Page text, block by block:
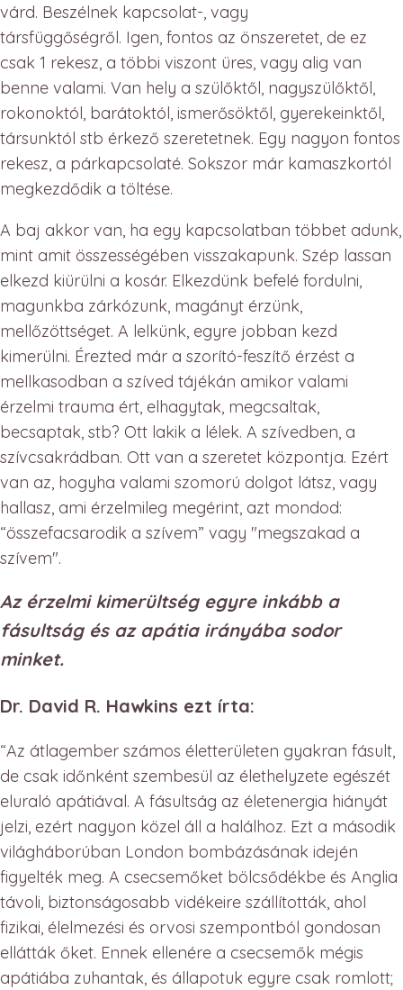
várd. Beszélnek kapcsolat-, vagy
társfüggőségről. Igen, fontos az önszeretet, de ez
csak 1 rekesz, a többi viszont üres, vagy alig van
benne valami. Van hely a szülőktől, nagyszülőktől,
rokonoktól, barátoktól, ismerősöktől, gyerekeinktől,
társunktól stb érkező szeretetnek. Egy nagyon fontos
rekesz, a párkapcsolaté. Sokszor már kamaszkortól
megkezdődik a töltése.
A baj akkor van, ha egy kapcsolatban többet adunk,
mint amit összességében visszakapunk. Szép lassan
elkezd kiürülni a kosár. Elkezdünk befelé fordulni,
magunkba zárkózunk, magányt érzünk,
mellőzöttséget. A lelkünk, egyre jobban kezd
kimerülni. Érezted már a szorító-feszítő érzést a
mellkasodban a szíved tájékán amikor valami
érzelmi trauma ért, elhagytak, megcsaltak,
becsaptak, stb? Ott lakik a lélek. A szívedben, a
szívcsakrádban. Ott van a szeretet központja. Ezért
van az, hogyha valami szomorú dolgot látsz, vagy
hallasz, ami érzelmileg megérint, azt mondod:
“összefacsarodik a szívem” vagy "megszakad a
szívem".
Az érzelmi kimerültség egyre inkább a
fásultság és az apátia irányába sodor
minket.
Dr. David R. Hawkins ezt írta:
“Az átlagember számos életterületen gyakran fásult,
de csak időnként szembesül az élethelyzete egészét
eluraló apátiával. A fásultság az életenergia hiányát
jelzi, ezért nagyon közel áll a halálhoz. Ezt a második
világháborúban London bombázásának idején
figyelték meg. A csecsemőket bölcsődékbe és Anglia
távoli, biztonságosabb vidékeire szállították, ahol
fizikai, élelmezési és orvosi szempontból gondosan
ellátták őket. Ennek ellenére a csecsemők mégis
apátiába zuhantak, és állapotuk egyre csak romlott;